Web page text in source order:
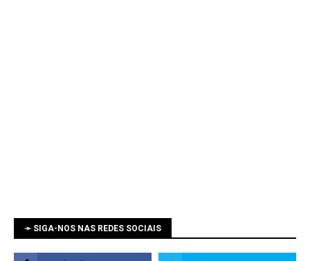
➛ SIGA-NOS NAS REDES SOCIAIS